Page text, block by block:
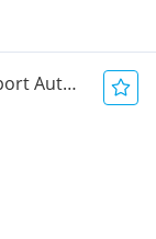
Aut